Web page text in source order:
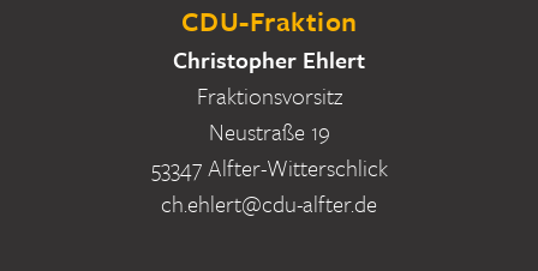
CDU-Fraktion
Christopher Ehlert
Fraktionsvorsitz
Neustraße 19
53347 Alfter-Witterschlick
ch.ehlert@cdu-alfter.de